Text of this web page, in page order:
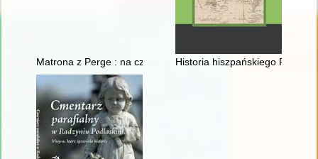
Matrona z Perge : na czele podwójnego klasztoru w
Historia hiszpańskiego